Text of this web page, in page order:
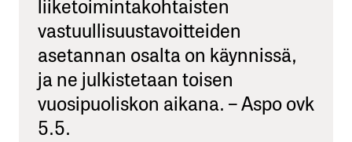
vastuullisuustavoitteiden
asetannan osalta on käynnissä,
ja ne julkistetaan toisen
vuosipuoliskon aikana. – Aspo ovk
5.5.